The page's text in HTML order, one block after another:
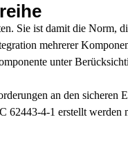
Sie ist damit die Norm,
mehrerer
unter
an den
62443-4-1 erstellt werden